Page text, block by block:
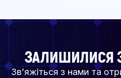
ЗАЛИШИЛИСЯ
Зв’яжіться з нами та